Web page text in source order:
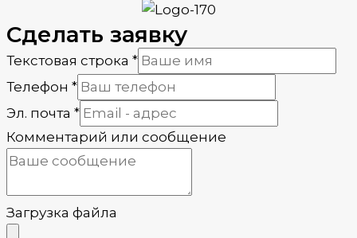
Сделать заявку
Текстовая строка *
Телефон *
Эл. почта *
Комментарий или сообщение
Загрузка файла